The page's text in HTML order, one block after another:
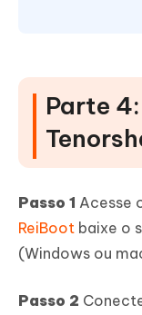
Parte
Passo 1 Acesse
ReiBoot baixe o
(Windows ou
Passo 2